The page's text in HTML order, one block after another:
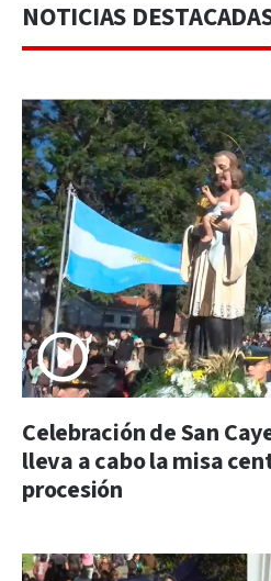
NOTICIAS
Celebración de San
lleva a cabo la misa
procesión